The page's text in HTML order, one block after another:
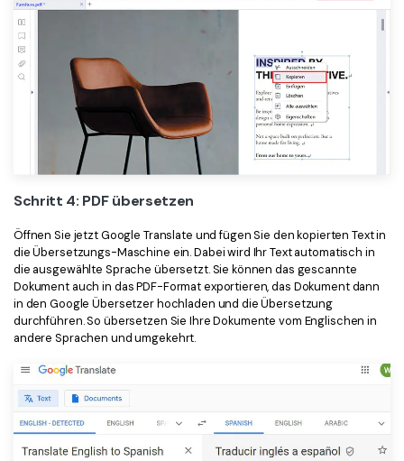
Schritt 4: PDF übersetzen
Öffnen Sie jetzt Google Translate und fügen Sie den kopierten Text in
die Übersetzungs-Maschine ein. Dabei wird Ihr Text automatisch in
die ausgewählte Sprache übersetzt. Sie können das gescannte
Dokument auch in das PDF-Format exportieren, das Dokument dann
in den Google Übersetzer hochladen und die Übersetzung
durchführen. So übersetzen Sie Ihre Dokumente vom Englischen in
andere Sprachen und umgekehrt.